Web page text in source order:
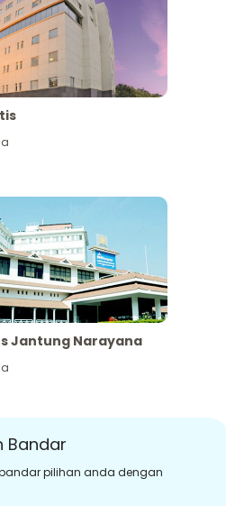
Jantung Narayana
Bandar
pilihan anda dengan